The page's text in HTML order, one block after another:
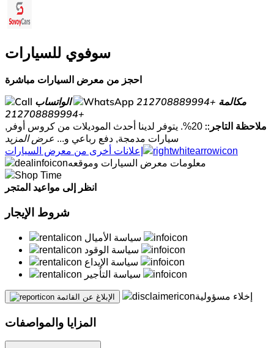
سوفوي للسيارات
احجز من معرض السيارات مباشرة
مكالمة +212708889994
الواتساب
+212708889994
ملاحظة التاجر::
20%. يتوفر لدينا أحدث الموديلات من كروس أوفر,
سيارات مدمجة, دفع رباعي و... عرض المزيد
إعلانات أخرى من معرض السيارات
معلومات معرض السيارات وموقعه
انظر إلى مواعيد المتجر
شروط الإيجار
الإبلاغ عن القائمة إخلاء مسؤولية
المزايا والمواصفات